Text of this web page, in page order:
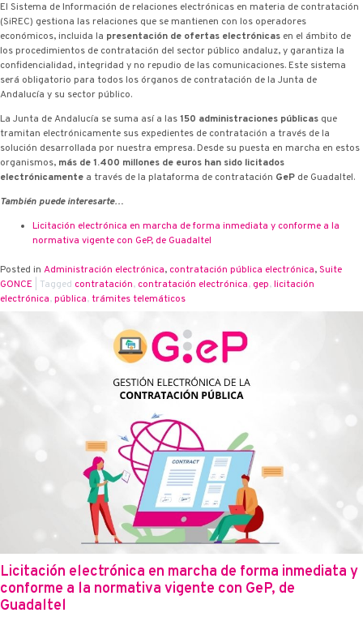
El Sistema de Información de relaciones electrónicas en materia de contratación
(SiREC) gestiona las relaciones que se mantienen con los operadores
económicos, incluida la presentación de ofertas electrónicas en el ámbito de
los procedimientos de contratación del sector público andaluz, y garantiza la
confidencialidad, integridad y no repudio de las comunicaciones. Este sistema
será obligatorio para todos los órganos de contratación de la Junta de
Andalucía y su sector público.
La Junta de Andalucía se suma así a las150 administraciones públicas que
tramitan electrónicamente sus expedientes de contratación a través de la
solución desarrollada por nuestra empresa. Desde su puesta en marcha en estos
organismos, más de 1.400 millones de euros han sido licitados
electrónicamente a través de la plataforma de contratación G·eP de Guadaltel.
También puede interesarte…
Licitación electrónica en marcha de forma inmediata y conforme a la
normativa vigente con G·eP, de Guadaltel
Posted in Administración electrónica, contratación pública electrónica,Suite
G·ONCE
Tagged contratación, contratación electrónica, g·ep,licitación
electrónica,pública,trámites telemáticos
Licitación electrónica en marcha de forma inmediata y
conforme a la normativa vigente con G·eP, de
Guadaltel